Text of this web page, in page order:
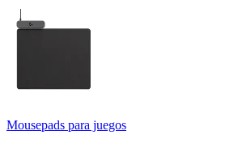
Mousepads para juegos